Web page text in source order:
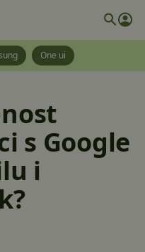
One ui
s Google
i